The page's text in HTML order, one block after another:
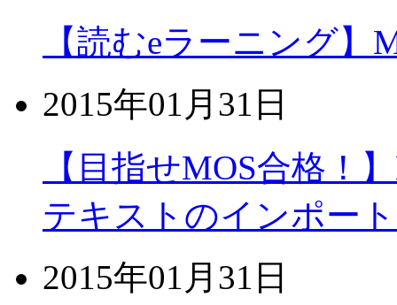
【読むeラーニング】
2015年01月31日
【目指せMOS合格！
テキストのインポー
2015年01月31日